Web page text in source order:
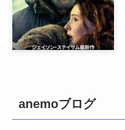
anemoブログ